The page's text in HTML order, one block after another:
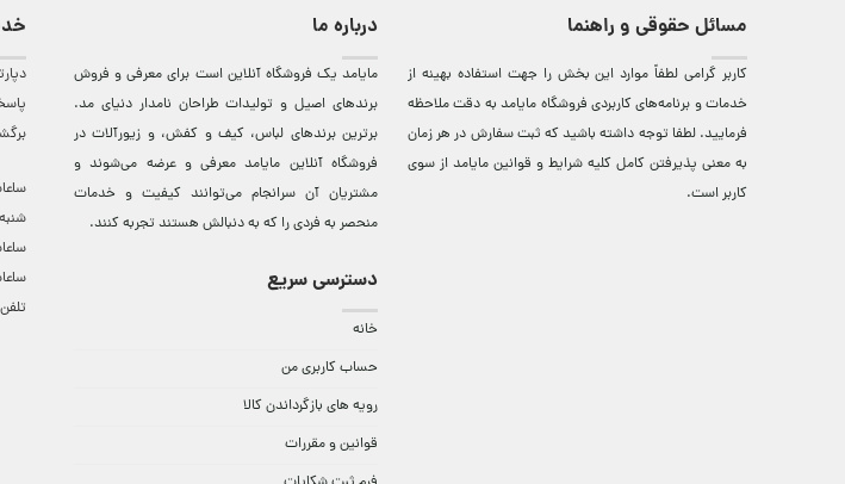
مسائل حقوقی و راهنما
کاربر گرامی لطفاً موارد این بخش را جهت استفاده بهینه از
خدمات و برنامه‌‏های کاربردی فروشگاه مایامد به دقت ملاحظه
فرمایید. لطفا توجه داشته باشید که ثبت سفارش در هر زمان
به معنی پذیرفتن کامل کلیه شرایط و قوانین مایامد از سوی
کاربر است.
درباره ما
مایامد يک فروشگاه آنلاين است برای معرفی و فروش
برندهای اصيل و توليدات طراحان نامدار دنيای مد.
برترين‌ برندهای لباس، کيف و کفش، و زيورآلات در
فروشگاه آنلاين مایامد معرفی و عرضه می‌شوند و
مشتريان آن سرانجام می‌توانند کيفيت و خدمات
منحصر به فردی را که به دنبالش هستند تجربه کنند.
دسترسی سریع
خانه
حساب کاربری من
رویه های بازگرداندن کالا
قوانین و مقررات